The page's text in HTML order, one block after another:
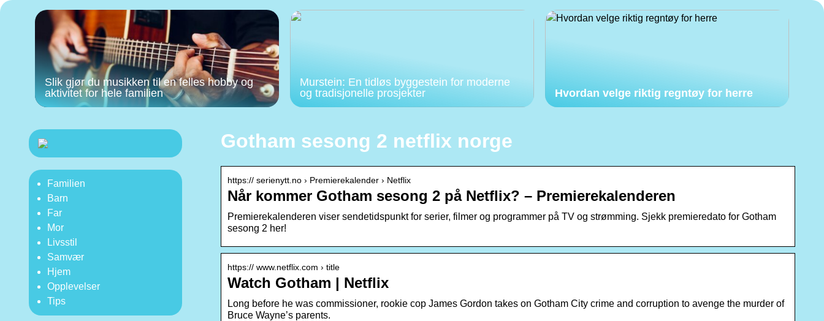
Slik gjør du musikken til en felles hobby og
aktivitet for hele familien
Murstein: En tidløs byggestein for moderne
og tradisjonelle prosjekter
Hvordan velge riktig regntøy for herre
Gotham sesong 2 netflix norge
https:// serienytt.no › Premierekalender › Netflix
Når kommer Gotham sesong 2 på Netflix? – Premierekalenderen
Premierekalenderen viser sendetidspunkt for serier, filmer og programmer på TV og strømming. Sjekk premieredato for Gotham
sesong 2 her!
https:// www.netflix.com › title
Watch Gotham | Netflix
Long before he was commissioner, rookie cop James Gordon takes on Gotham City crime and corruption to avenge the murder of
Bruce Wayne’s parents.
Familien
Barn
Far
Mor
Livsstil
Samvær
Hjem
Opplevelser
Tips